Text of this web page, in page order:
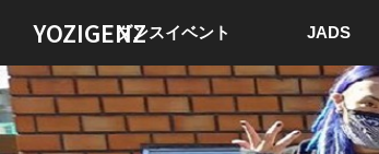
YOZIGENZダンスイベント JADS